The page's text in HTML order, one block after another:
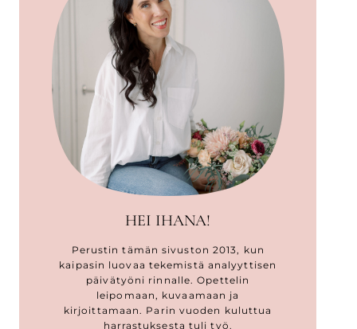
HEI IHANA!
Perustin tämän sivuston 2013, kun
kaipasin luovaa tekemistä analyyttisen
päivätyöni rinnalle. Opettelin
leipomaan, kuvaamaan ja
kirjoittamaan. Parin vuoden kuluttua
harrastuksesta tuli työ.